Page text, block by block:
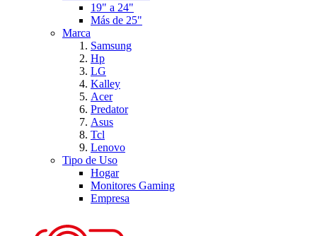
19" a 24"
Más de 25"
Marca
Samsung
Hp
LG
Kalley
Acer
Predator
Asus
Tcl
Lenovo
Tipo de Uso
Hogar
Monitores Gaming
Empresa